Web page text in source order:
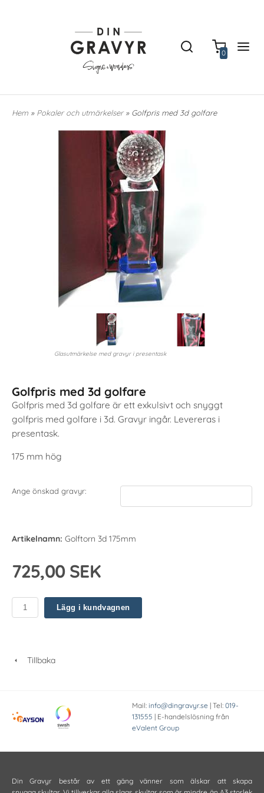
0
Hem » Pokaler och utmärkelser» Golfpris med 3d golfare
Glasutmärkelse med gravyr i presentask
Golfpris med 3d golfare
Golfpris med 3d golfare är ett exkulsivt och snyggt
golfpris med golfare i 3d. Gravyr ingår. Levereras i
presentask.
175 mm hög
Ange önskad gravyr:
Artikelnamn: Golftorn 3d 175mm
725,00 SEK
Lägg i kundvagnen
Tillbaka
Mail: info@dingravyr.se | Tel: 019-
131555 | E-handelslösning från
eValent Group
Din Gravyr består av ett gäng vänner som älskar att skapa